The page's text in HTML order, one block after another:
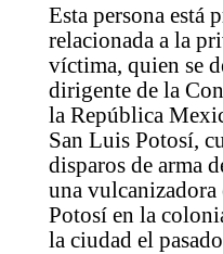
Esta persona está
relacionada a la
víctima, quien se
dirigente de la
la República
San Luis Potosí,
disparos de arma
una vulcanizadora
Potosí en la
la ciudad el